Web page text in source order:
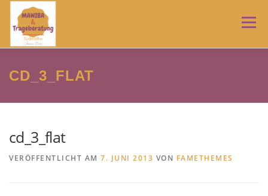
Zum
Inhalt
springen
Menü
HOME TRAGEBERATUNG
DATENSCHUTZERKLÄRUNG
CD_3_FLAT
cd_3_flat
VERÖFFENTLICHT AM 7. JUNI 2013 VON FAMETHEMES